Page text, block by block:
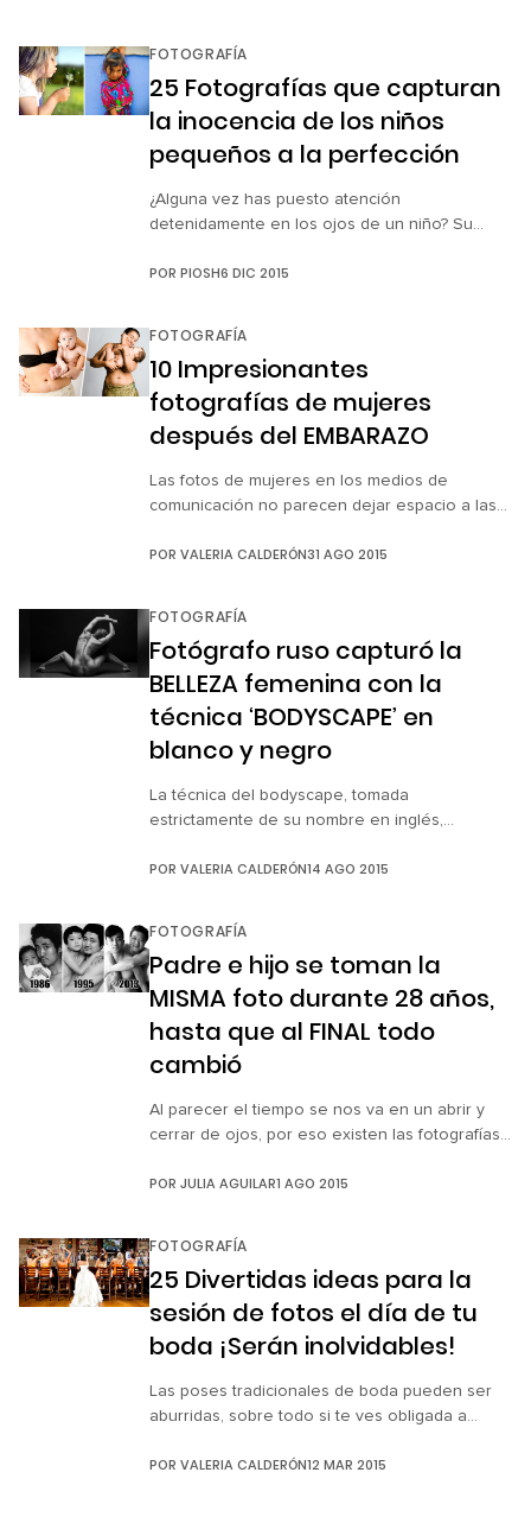
que todo salga perfecto. Después de la sesión
FOTOGRAFÍA
25 Fotografías que capturan
la inocencia de los niños
pequeños a la perfección
¿Alguna vez has puesto atención
detenidamente en los ojos de un niño? Su
Los niños representan la pureza de lo que
más bellos se da porque tienen algo que la
inocencia. Los […]
POR PIOSH6 DIC 2015
FOTOGRAFÍA
10 Impresionantes
fotografías de mujeres
después del EMBARAZO
Las fotos de mujeres en los medios de
comunicación no parecen dejar espacio a las
retoques. Pero la fotógrafa Jade Beall ha
los cuerpos de madres que, a pesar de la piel
bellos. […]
POR VALERIA CALDERÓN31 AGO 2015
FOTOGRAFÍA
Fotógrafo ruso capturó la
BELLEZA femenina con la
técnica ‘BODYSCAPE’ en
blanco y negro
La técnica del bodyscape, tomada
estrictamente de su nombre en inglés,
través de la figura humana. En este caso, se
fotógrafo ruso Anton Belovodchenko para
mujeres desnudas, que parecen sugerentes
esculturas. Belovodchenko ya había tenido la
experiencia de […]
POR VALERIA CALDERÓN14 AGO 2015
FOTOGRAFÍA
Padre e hijo se toman la
MISMA foto durante 28 años,
hasta que al FINAL todo
cambió
Al parecer el tiempo se nos va en un abrir y
cerrar de ojos, por eso existen las fotografías,
podremos revivir a través de nuestros
fotografías de un padre y su hijo, tomadas en
POR JULIA AGUILAR1 AGO 2015
FOTOGRAFÍA
25 Divertidas ideas para la
sesión de fotos el día de tu
boda ¡Serán inolvidables!
Las poses tradicionales de boda pueden ser
aburridas, sobre todo si te ves obligada a
concluye la sesión de fotografías. Seguro que
POR VALERIA CALDERÓN12 MAR 2015